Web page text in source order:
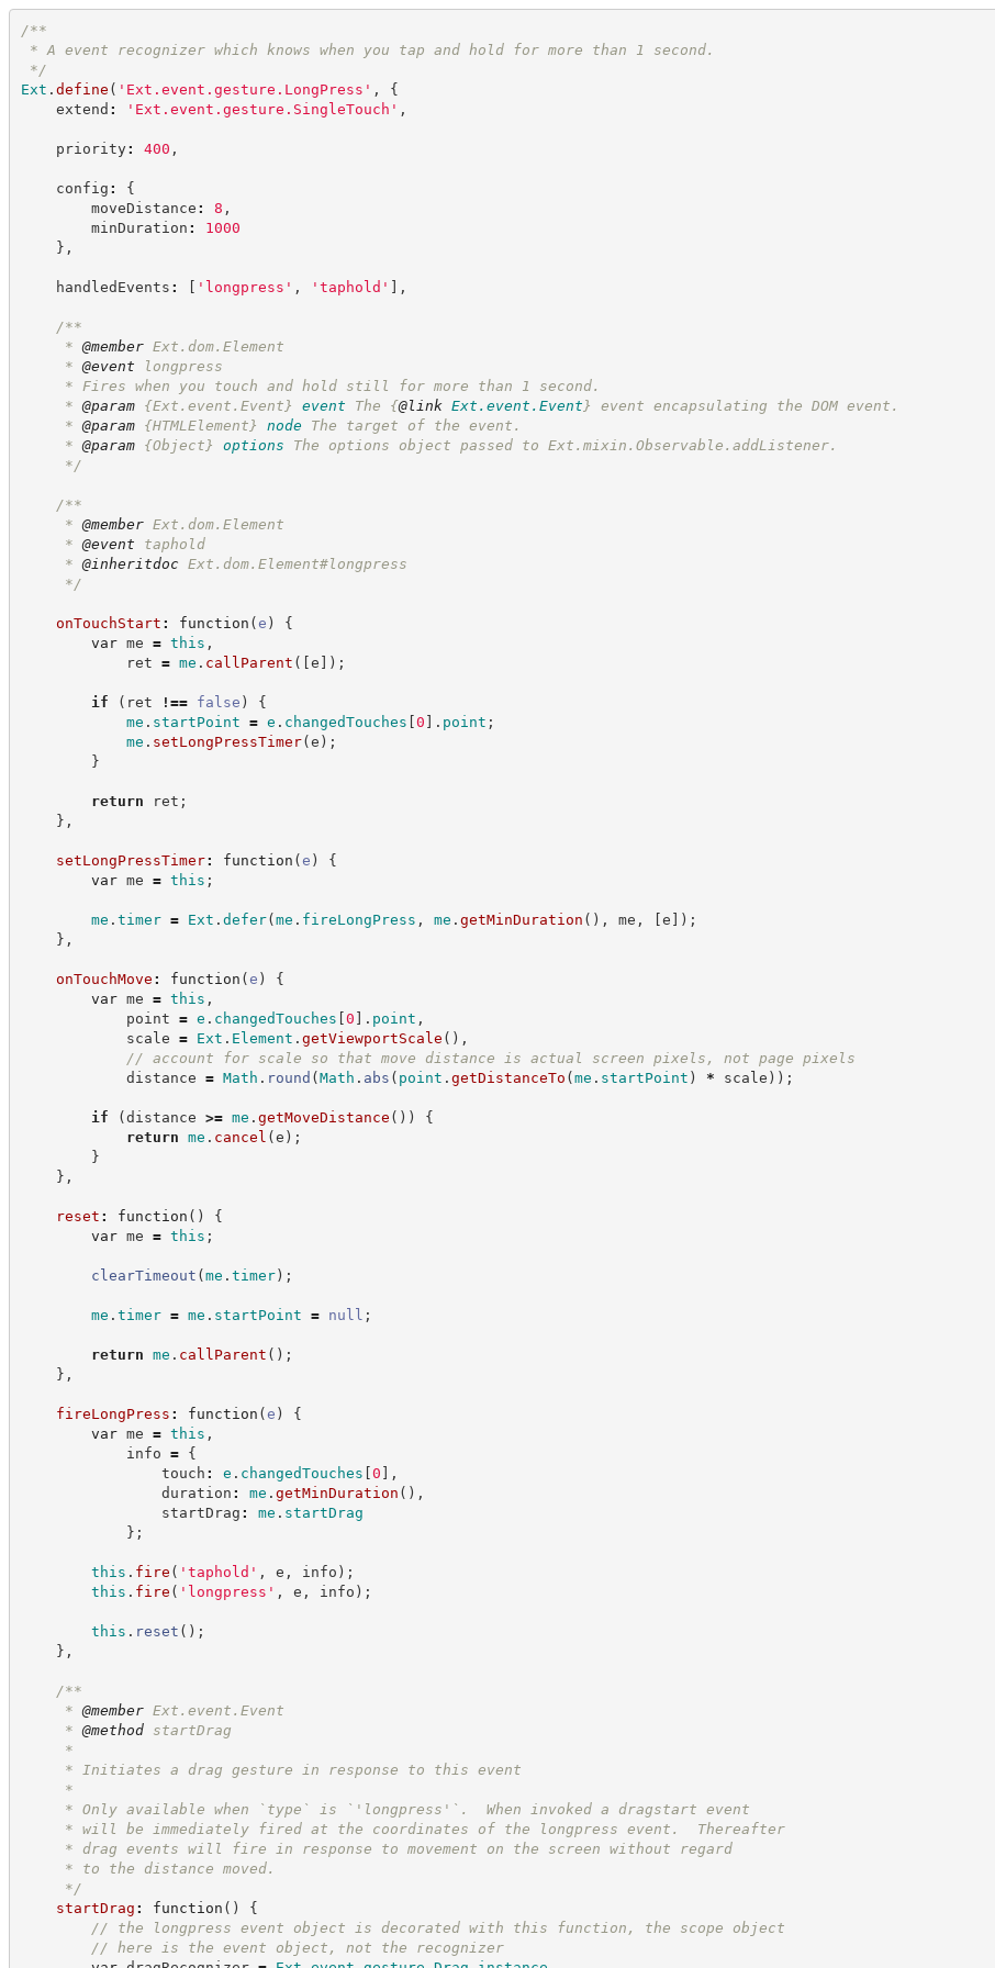
/**
* A event recognizer which knows when you tap and hold for more than 1 second.
*/
Ext . define ( ' Ext.event.gesture.LongPress ' ,
{
extend : ' Ext.event.gesture.SingleTouch ' ,
priority: 400 ,
config :
{
moveDistance : 8 ,
minDuration :
1000
} ,
handledEvents : [ ' longpress ' , ' taphold ' ] ,
/**
* @member Ext.dom.Element
* @event longpress
* Fires when you touch and hold still for more than 1 second.
* @param {Ext.event.Event} event The {@link Ext.event.Event } event encapsulating the DOM event.
* @param {HTMLElement} node
The target of the event.
* @param {Object} options
The options object passed to Ext.mixin.Observable.addListener.
*/
/**
* @member Ext.dom.Element
* @event taphold
* @inheritdoc Ext.dom.Element#longpress
*/
onTouchStart : function (e )
{
var me = this ,
ret = me . callParent ( [e ] ) ;
if ( ret !== false )
{
me . startPoint = e . changedTouches [0 ] . point ;
me . setLongPressTimer(e ) ;
}
return ret ;
} ,
setLongPressTimer: function (e )
{
var me = this ;
me . timer = Ext . defer(me . fireLongPress , me . getMinDuration ( ) , me , [e ] ) ;
} ,
onTouchMove : function (e )
{
var me = this ,
point = e . changedTouches [0 ] . point ,
scale = Ext . Element . getViewportScale ( ) ,
// account for scale so that move distance is actual screen pixels, not page pixels
distance = Math . round (Math . abs ( point . getDistanceTo (me . startPoint ) * scale ) ) ;
if (distance >= me . getMoveDistance ( ) )
{
return me . cancel (e ) ;
}
} ,
reset : function ( )
{
var me = this ;
clearTimeout (me . timer) ;
me . timer = me . startPoint = null ;
return me . callParent ( ) ;
} ,
fireLongPress : function (e )
{
var me = this ,
info =
{
touch : e . changedTouches [0 ] ,
duration : me . getMinDuration ( ) ,
startDrag : me . startDrag
} ;
this . fire ( ' taphold ' , e , info ) ;
this . fire ( ' longpress ' , e , info ) ;
this . reset ( ) ;
} ,
/**
* @member Ext.event.Event
* @method startDrag
*
* Initiates a drag gesture in response to this event
*
* Only available when `type` is `'longpress'`.  When invoked a dragstart event
* will be immediately fired at the coordinates of the longpress event.  Thereafter
* drag events will fire in response to movement on the screen without regard
* to the distance moved.
*/
startDrag : function ( )
{
// the longpress event object is decorated with this function, the scope object
// here is the event object, not the recognizer